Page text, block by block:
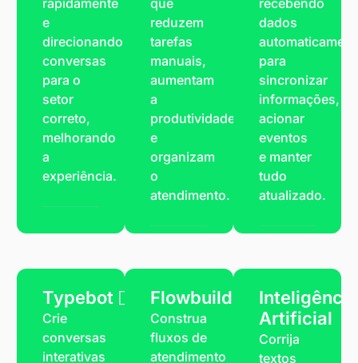
rapidamente
e
direcionando
conversas
para o
setor
correto,
melhorando
a
experiência.
que
reduzem
tarefas
manuais,
aumentam
a
produtividade
e
organizam
o
atendimento.
recebendo
dados
para
sincronizar
informações,
acionar
eventos
e manter
tudo
atualizado.
Typebot
Crie
conversas
interativas
Flowbuilder
Construa
fluxos de
atendimento
Inteligência
Artificial
Corrija
textos